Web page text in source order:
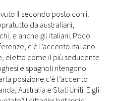
il secondo posto con il
da australiani,
e anche gli italiani. Poco
c’è l’accento italiano
eletto come il più seducente
e spagnoli ritengono
posizione c’è l’accento
Australia e Stati Uniti. E gli